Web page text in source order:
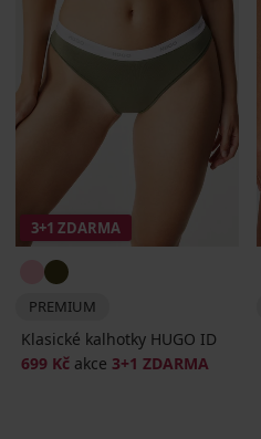
3+1 ZDARMA
PREMIUM
Klasické kalhotky HUGO ID
699 Kč akce 3+1 ZDARMA